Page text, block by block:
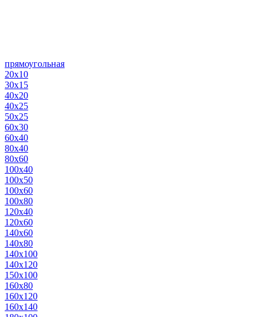
прямоугольная
20х10
30х15
40х20
40х25
50х25
60х30
60х40
80х40
80х60
100х40
100х50
100х60
100х80
120х40
120х60
140х60
140х80
140х100
140х120
150х100
160х80
160х120
160х140